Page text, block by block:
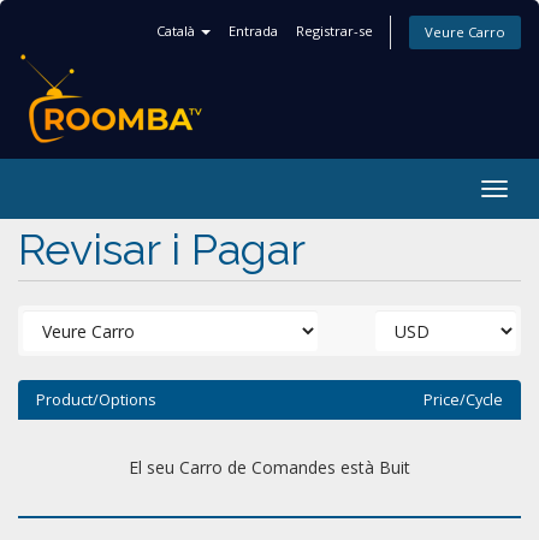
Català Entrada Registrar-se Veure Carro
Revisar i Pagar
Product/Options Price/Cycle
El seu Carro de Comandes està Buit